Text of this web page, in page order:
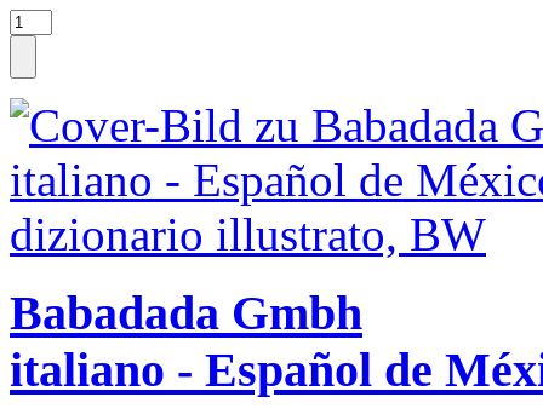
Babadada Gmbh
italiano - Español de